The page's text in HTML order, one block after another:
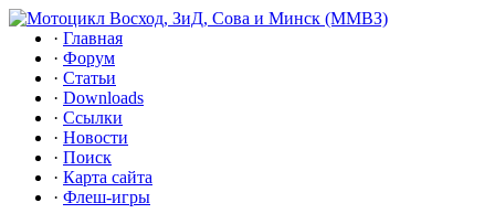
· Главная
· Форум
· Статьи
· Downloads
· Ссылки
· Новости
· Поиск
· Карта сайта
· Флеш-игры